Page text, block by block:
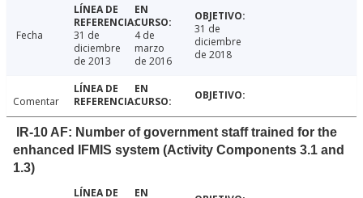
Fecha
31 de
diciembre
de 2013
4 de
marzo
de 2016
31 de
diciembre
de 2018
Comentar
IR-10 AF: Number of government staff trained for the
enhanced IFMIS system (Activity Components 3.1 and
1.3)